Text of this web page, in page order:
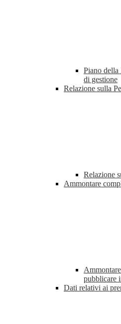
Piano della
di gestione
Relazione sulla
Relazione
Ammontare
pubblicare
Dati relativi ai